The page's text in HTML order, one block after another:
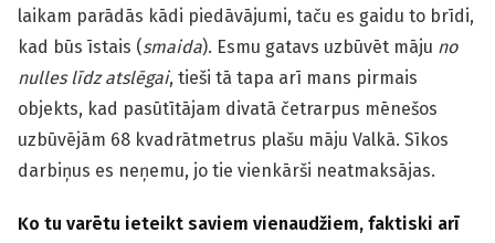
laikam parādās kādi piedāvājumi, taču es gaidu to brīdi,
kad būs īstais (smaida). Esmu gatavs uzbūvēt māju no
nulles līdz atslēgai, tieši tā tapa arī mans pirmais
objekts, kad pasūtītājam divatā četrarpus mēnešos
uzbūvējām 68 kvadrātmetrus plašu māju Valkā. Sīkos
darbiņus es neņemu, jo tie vienkārši neatmaksājas.
Ko tu varētu ieteikt saviem vienaudžiem, faktiski arī